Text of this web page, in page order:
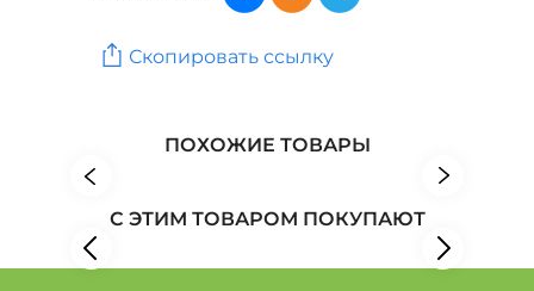
Витамины, БАД и пищевые добавки: Тип пищевая
Красота и здоровье: Бренд Health&Beauty
Красота и здоровье: Бренд JUNDO
Скопировать ссылку
ПОХОЖИЕ ТОВАРЫ
С ЭТИМ ТОВАРОМ ПОКУПАЮТ